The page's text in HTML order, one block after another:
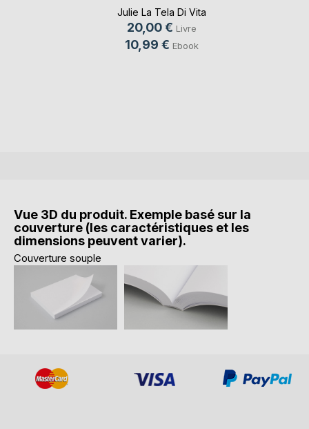
Julie La Tela Di Vita
20,00 € Livre
10,99 € Ebook
Vue 3D du produit. Exemple basé sur la
couverture (les caractéristiques et les
dimensions peuvent varier).
Couverture souple